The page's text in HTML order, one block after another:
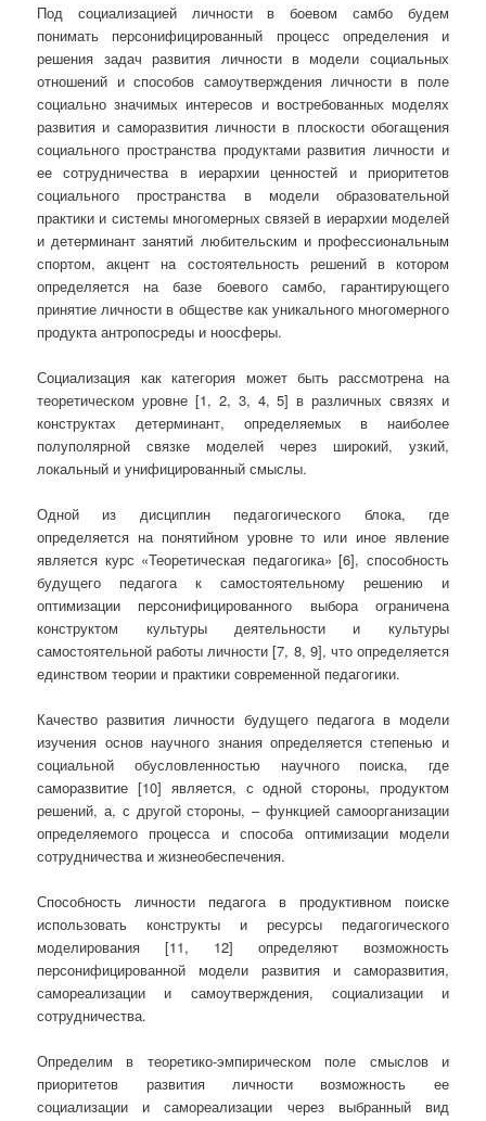
Под социализацией личности в боевом самбо будем
понимать персонифицированный процесс определения и
решения задач развития личности в модели социальных
отношений и способов самоутверждения личности в поле
социально значимых интересов и востребованных моделях
развития и саморазвития личности в плоскости обогащения
социального пространства продуктами развития личности и
ее сотрудничества в иерархии ценностей и приоритетов
социального пространства в модели образовательной
практики и системы многомерных связей в иерархии моделей
и детерминант занятий любительским и профессиональным
спортом, акцент на состоятельность решений в котором
определяется на базе боевого самбо, гарантирующего
принятие личности в обществе как уникального многомерного
продукта антропосреды и ноосферы.
Социализация как категория может быть рассмотрена на
теоретическом уровне [1, 2, 3, 4, 5] в различных связях и
конструктах детерминант, определяемых в наиболее
полуполярной связке моделей через широкий, узкий,
локальный и унифицированный смыслы.
Одной из дисциплин педагогического блока, где
определяется на понятийном уровне то или иное явление
является курс «Теоретическая педагогика» [6], способность
будущего педагога к самостоятельному решению и
оптимизации персонифицированного выбора ограничена
конструктом культуры деятельности и культуры
самостоятельной работы личности [7, 8, 9], что определяется
единством теории и практики современной педагогики.
Качество развития личности будущего педагога в модели
изучения основ научного знания определяется степенью и
социальной обусловленностью научного поиска, где
саморазвитие [10] является, с одной стороны, продуктом
решений, а, с другой стороны, – функцией самоорганизации
определяемого процесса и способа оптимизации модели
сотрудничества и жизнеобеспечения.
Способность личности педагога в продуктивном поиске
использовать конструкты и ресурсы педагогического
моделирования [11, 12] определяют возможность
персонифицированной модели развития и саморазвития,
самореализации и самоутверждения, социализации и
сотрудничества.
Определим в теоретико-эмпирическом поле смыслов и
приоритетов развития личности возможность ее
социализации и самореализации через выбранный вид